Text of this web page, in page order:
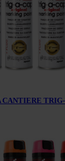
CANTIERE